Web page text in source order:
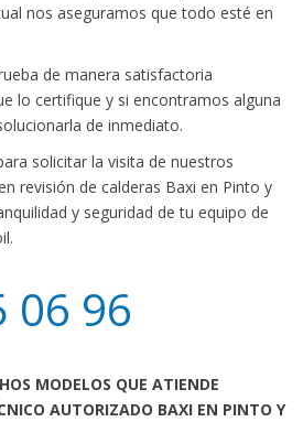
nos aseguramos que todo esté en
de manera satisfactoria
lo certifique y si encontramos alguna
de inmediato.
solicitar la visita de nuestros
revisión de calderas Baxi en Pinto y
y seguridad de tu equipo de
06 96
MODELOS QUE ATIENDE
AUTORIZADO BAXI EN PINTO Y